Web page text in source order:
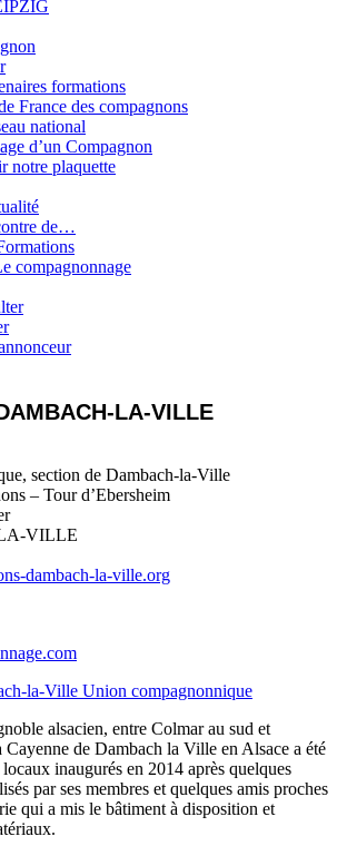
formations
France des compagnons
national
d’un Compagnon
notre plaquette
de…
compagnonnage
LA-VILLE
section de Dambach-la-Ville
– Tour d’Ebersheim
VILLE
dambach-la-ville.org
alsacien, entre Colmar au sud et
Cayenne de Dambach la Ville en Alsace a été
inaugurés en 2014 après quelques
par ses membres et quelques amis proches
qui a mis le bâtiment à disposition et